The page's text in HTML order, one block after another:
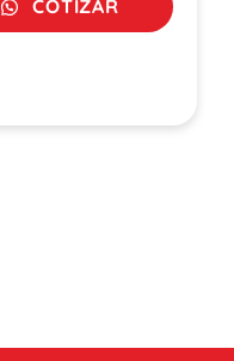
COTIZAR